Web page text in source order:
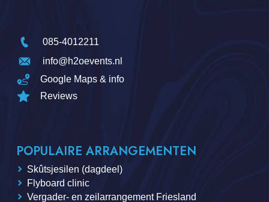
085-4012211
info@h2oevents.nl
Google Maps & info
Reviews
POPULAIRE ARRANGEMENTEN
Skûtsjesilen (dagdeel)
Flyboard clinic
Vergader- en zeilarrangement Friesland